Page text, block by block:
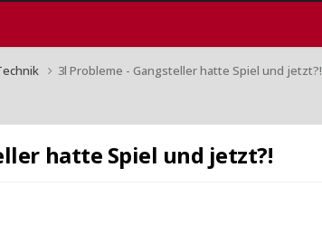
3l Probleme - Gangsteller hatte Spiel und jetzt?!
hatte Spiel und jetzt?!